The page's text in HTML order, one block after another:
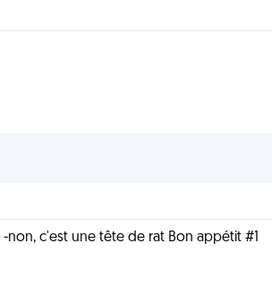
non, c'est une tête de rat Bon appétit #1